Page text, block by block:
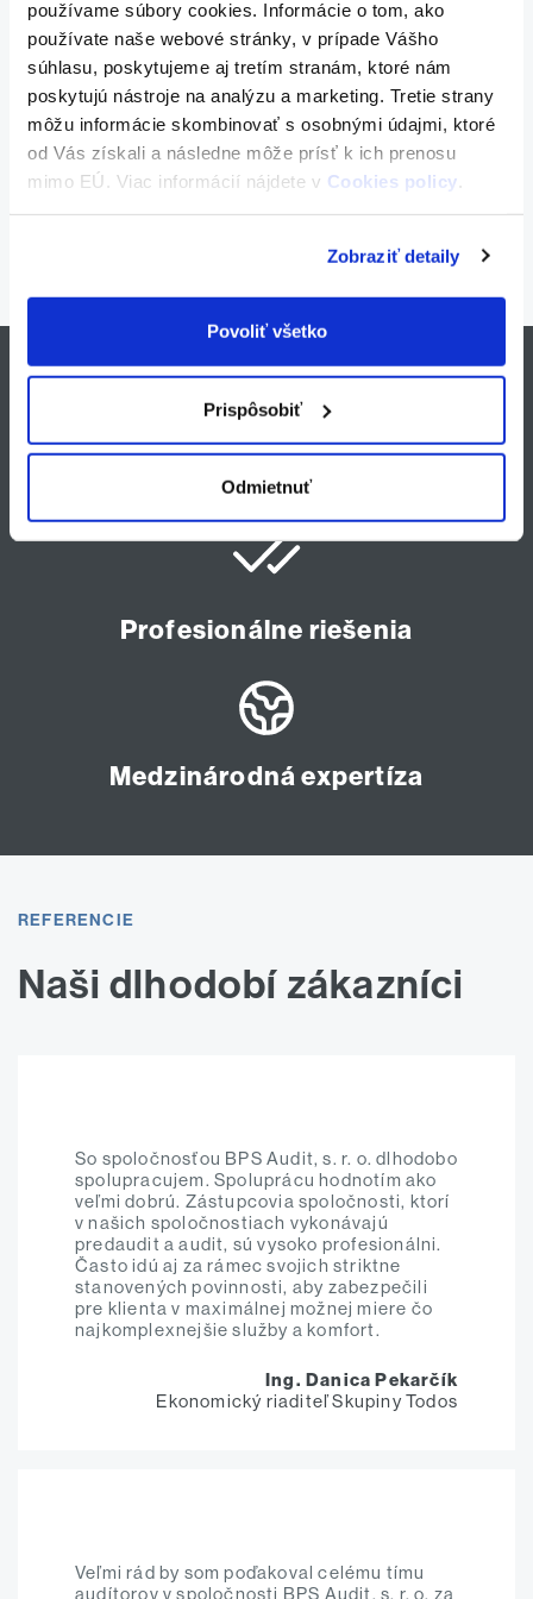
používame súbory cookies. Informácie o tom, ako
používate naše webové stránky, v prípade Vášho
súhlasu, poskytujeme aj tretím stranám, ktoré nám
poskytujú nástroje na analýzu a marketing. Tretie strany
môžu informácie skombinovať s osobnými údajmi, ktoré
od Vás získali a následne môže prísť k ich prenosu
mimo EÚ. Viac informácií nájdete v Cookies policy
Zobraziť detaily
Povoliť všetko
Prispôsobiť
Odmietnuť
článok
2026 ADMIN
/ 91
Všetky aktuality
Certifikovaní experti
Profesionálne riešenia
Medzinárodná expertíza
REFERENCIE
Naši dlhodobí zákazníci
So spoločnosťou BPS Audit, s. r. o. dlhodobo
spolupracujem. Spoluprácu hodnotím ako
veľmi dobrú. Zástupcovia spoločnosti, ktorí
v našich spoločnostiach vykonávajú
predaudit a audit, sú vysoko profesionálni.
Často idú aj za rámec svojich striktne
stanovených povinnosti, aby zabezpečili
pre klienta v maximálnej možnej miere čo
najkomplexnejšie služby a komfort.
Ing. Danica Pekarčík
Ekonomický riaditeľ Skupiny Todos
Veľmi rád by som poďakoval celému tímu
audítorov v spoločnosti BPS Audit, s. r. o. za